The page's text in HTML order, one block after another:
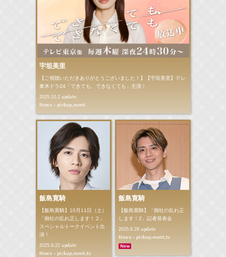
宇垣美里
【ご視聴いただきありがとうございました！】【宇垣美里】テレ
東木ドラ24「できても、できなくても」主演！
2025.10.2update
News - pickup,event
飯島寛騎
【飯島寛騎】10月11日（土）
「御社の乱れ正します！２」
スペシャルトークイベント出
演！
2025.9.22update
News - pickup,event,tv
飯島寛騎
【飯島寛騎】「御社の乱れ正
します！2」記者発表会
2025.8.28update
News - pickup,event,tv